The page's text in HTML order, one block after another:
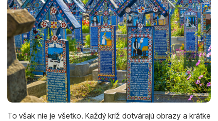
To však nie je všetko. Každý kríž dotvárajú obrazy a krátke